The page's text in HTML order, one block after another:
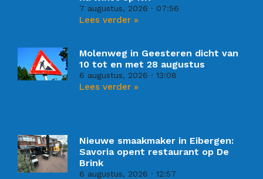
7 augustus, 2026 07:56
Lees verder »
Molenweg in Geesteren dicht van
10 tot en met 28 augustus
6 augustus, 2026 13:08
Lees verder »
Nieuwe smaakmaker in Eibergen:
Savoria opent restaurant op De
Brink
6 augustus, 2026 12:57